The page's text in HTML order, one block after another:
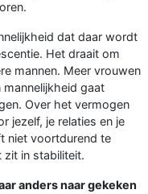
dat daar wordt
Het draait om
mannen. Meer vrouwen
gaat
Over het vermogen
jezelf, je relaties en je
niet voortdurend te
zit in stabiliteit.
anders naar gekeken